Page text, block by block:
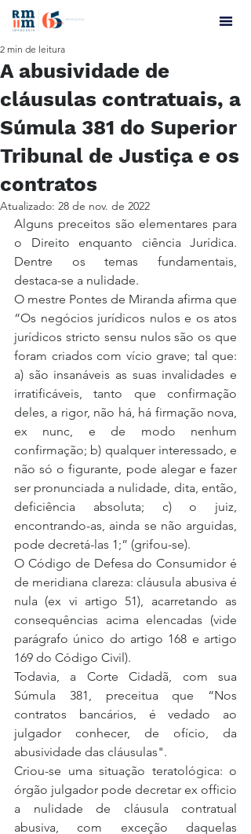
A abusividade de
cláusulas contratuais, a
Súmula 381 do Superior
Tribunal de Justiça e os
contratos
2 min de leitura
Atualizado: 28 de nov. de 2022
Alguns preceitos são elementares para
o Direito enquanto ciência Jurídica.
Dentre os temas fundamentais,
destaca-se a nulidade.
O mestre Pontes de Miranda afirma que
“Os negócios jurídicos nulos e os atos
jurídicos stricto sensu nulos são os que
foram criados com vício grave; tal que:
a) são insanáveis as suas invalidades e
irratificáveis, tanto que confirmação
deles, a rigor, não há, há firmação nova,
ex nunc, e de modo nenhum
confirmação; b) qualquer interessado, e
não só o figurante, pode alegar e fazer
ser pronunciada a nulidade, dita, então,
deficiência absoluta; c) o juiz,
encontrando-as, ainda se não arguidas,
pode decretá-las 1;” (grifou-se).
O Código de Defesa do Consumidor é
de meridiana clareza: cláusula abusiva é
nula (ex vi artigo 51), acarretando as
consequências acima elencadas (vide
parágrafo único do artigo 168 e artigo
169 do Código Civil).
Todavia, a Corte Cidadã, com sua
Súmula 381, preceitua que “Nos
contratos bancários, é vedado ao
julgador conhecer, de ofício, da
abusividade das cláusulas".
Criou-se uma situação teratológica: o
órgão julgador pode decretar ex officio
a nulidade de cláusula contratual
abusiva, com exceção daquelas